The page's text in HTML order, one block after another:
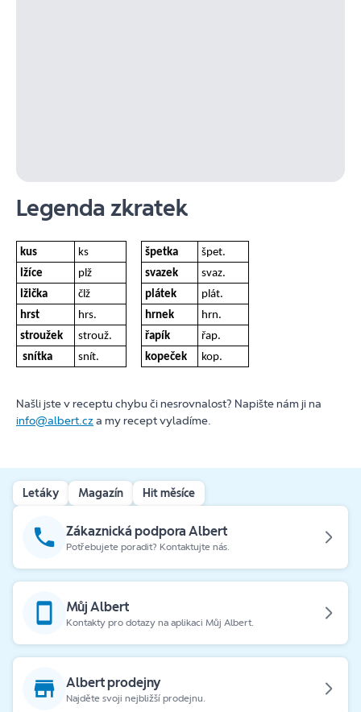
Legenda zkratek
kus ks špetka
špet.
lžíce
plž svazek
svaz.
lžička
člž plátek
plát.
hrst
hrs. hrnek
hrn.
stroužek
strouž. řapík
řap.
snítka
snít. kopeček kop.
Našli jste v receptu chybu či nesrovnalost? Napište nám ji na
info@albert.cza my recept vyladíme.
Letáky Magazín Hit měsíce
Zákaznická podpora Albert
Potřebujete poradit? Kontaktujte nás.
Můj Albert
Kontakty pro dotazy na aplikaci Můj Albert.
Albert prodejny
Najděte svoji nejbližší prodejnu.